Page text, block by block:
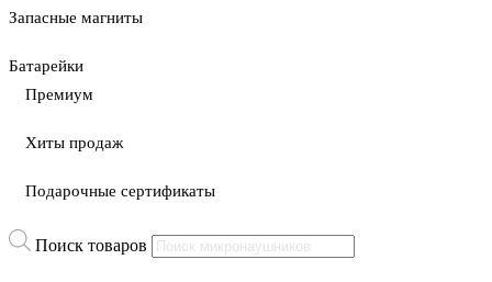
Запасные магниты
Батарейки
Премиум
Хиты продаж
Подарочные сертификаты
Поиск товаров